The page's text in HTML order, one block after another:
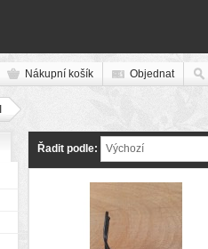
Nákupní košík Objednat
Řadit podle: Výchozí